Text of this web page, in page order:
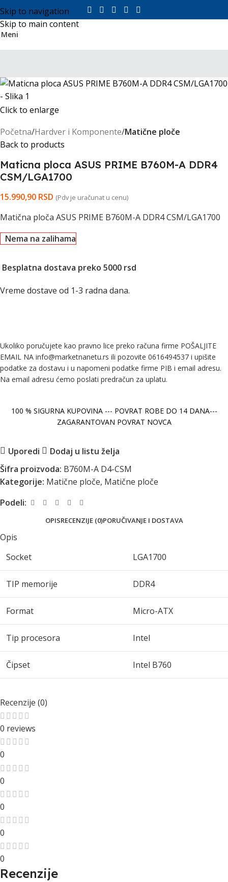
Skip to navigation
Skip to main content
Meni
Click to enlarge
Početna Hardver i Komponente Matične ploče
Back to products
Maticna ploca ASUS PRIME B760M-A DDR4
CSM/LGA1700
15.990,90 RSD (Pdv je uračunat u cenu)
Matična ploča ASUS PRIME B760M-A DDR4 CSM/LGA1700
Nema na zalihama
Besplatna dostava preko 5000 rsd
Vreme dostave od 1-3 radna dana.
Ukoliko poručujete kao pravno lice preko računa firme POŠALJITE
EMAIL NA info@marketnanetu.rs ili pozovite 0616494537 i upišite
podatke za dostavu i u napomeni podatke firme PIB i email adresu.
Na email adresu ćemo poslati predračun za uplatu.
100 % SIGURNA KUPOVINA --- POVRAT ROBE DO 14 DANA---
ZAGARANTOVAN POVRAT NOVCA
Uporedi
Dodaj u listu želja
Šifra proizvoda: B760M-A D4-CSM
Kategorije: Matične ploče, Matične ploče
Podeli:
OPISRECENZIJE (0)PORUČIVANJE I DOSTAVA
Opis
Socket
LGA1700
TIP memorije DDR4
Format Micro-ATX
Tip procesora Intel
Čipset Intel B760
Recenzije (0)
0 reviews
0
0
0
0
0
Recenzije